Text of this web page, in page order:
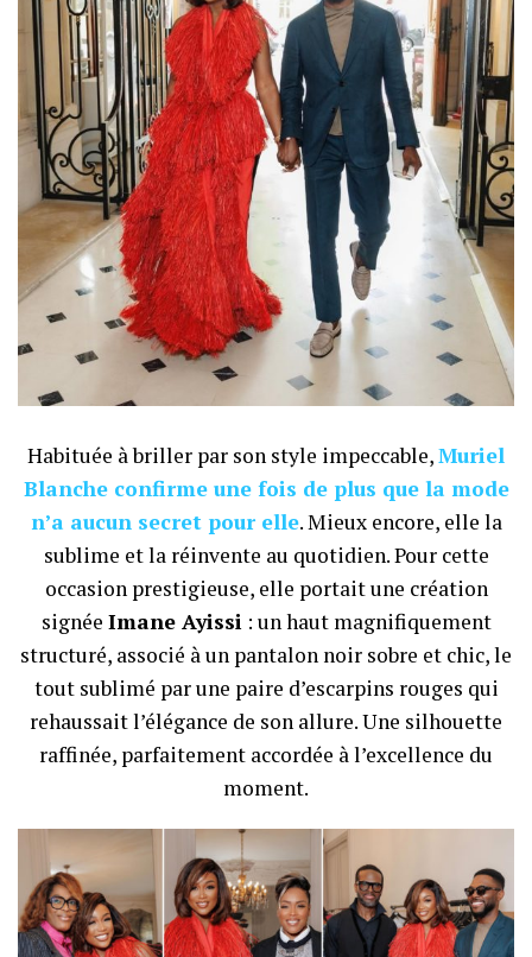
Habituée à briller par son style impeccable,Muriel
Blanche confirme une fois de plus que la mode
n’a aucun secret pour elle. Mieux encore, elle la
sublime et la réinvente au quotidien. Pour cette
occasion prestigieuse, elle portait une création
signée Imane Ayissi: un haut magnifiquement
structuré, associé à un pantalon noir sobre et chic, le
tout sublimé par une paire d’escarpins rouges qui
rehaussait l’élégance de son allure. Une silhouette
raffinée, parfaitement accordée à l’excellence du
moment.